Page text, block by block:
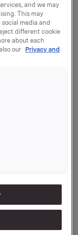
for to år)
for to år)
for to år)
2007 for ett
følgende
and we may
This may
media and
different cookie
about each
our Privacy and